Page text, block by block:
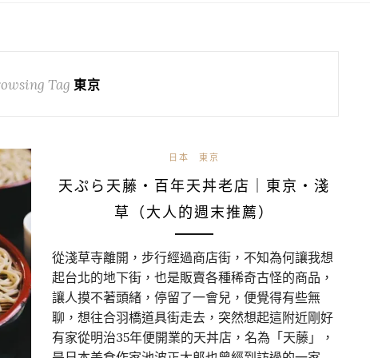
Tag 東京
日本 東京
天ぷら天藤・百年天丼老店｜東京・淺
草（大人的週末推薦）
從淺草寺離開，步行經過商店街，不知為何讓我想
起台北的地下街，也是販賣各種稀奇古怪的商品，
讓人摸不著頭緒，停留了一會兒，便覺得有些無
聊，想往合羽橋道具街走去，突然想起這附近剛好
有家從明治35年便開業的天丼店，名為「天藤」，